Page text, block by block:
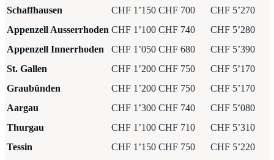
Schaffhausen
CHF 1’150 CHF 700
CHF 5’270
Appenzell Ausserrhoden CHF 1’100 CHF 740
CHF 5’280
Appenzell Innerrhoden
CHF 1’050 CHF 680
CHF 5’390
St. Gallen
CHF 1’200 CHF 750
CHF 5’170
Graubünden
CHF 1’200 CHF 750
CHF 5’170
Aargau
CHF 1’300 CHF 740
CHF 5’080
Thurgau
CHF 1’100 CHF 710
CHF 5’310
Tessin
CHF 1’150 CHF 750 CHF 5’220